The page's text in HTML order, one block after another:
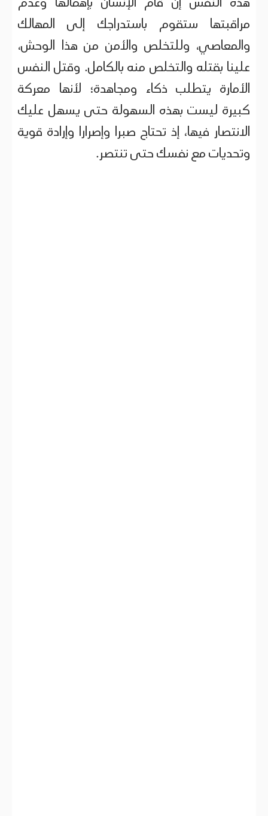
مراقبتها ستقوم باستدراجك إلى المهالك
والمعاصي، وللتخلص والأمن من هذا الوحش،
علينا بقتله والتخلص منه بالكامل. وقتل النفس
الأمارة يتطلب ذكاء ومجاهدة؛ لأنها معركة
كبيرة ليست بهذه السهولة حتى يسهل عليك
الانتصار فيها، إذ تحتاج صبرا وإصرارا وإرادة قوية
وتحديات مع نفسك حتى تنتصر.